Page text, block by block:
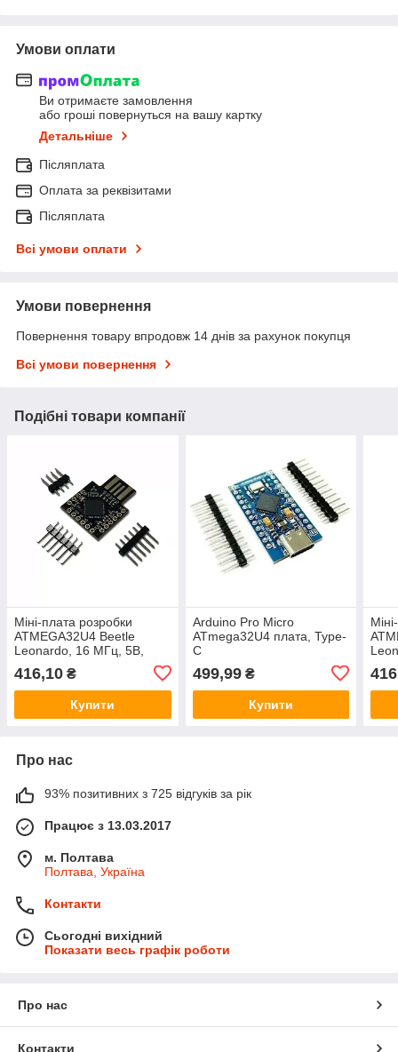
Умови оплати
Ви отримаєте замовлення
або гроші повернуться на вашу картку
Детальніше
Післяплата
Оплата за реквізитами
Післяплата
Всі умови оплати
Умови повернення
Повернення товару впродовж 14 днів за рахунок покупця
Всі умови повернення
Подібні товари компанії
Міні-плата розробки
ATMEGA32U4 Beetle
Leonardo, 16 МГц, 5В,
416,10 ₴
Купити
Arduino Pro Micro
ATmega32U4 плата, Type-
C
499,99₴
Купити
Про нас
93% позитивних з 725 відгуків за рік
Працює з 13.03.2017
м. Полтава
Полтава, Україна
Контакти
Сьогодні вихідний
Показати весь графік роботи
Про нас
Контакти